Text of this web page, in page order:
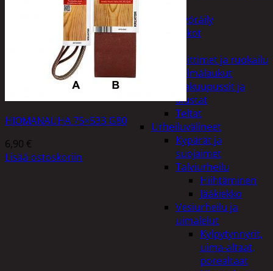
Polkupyöräily
Lukot
Keittimet ja ruokailu
Kylmälaukut
Makuupussit ja
alustat
Teltat
Urheiluvälineet
Kypärät ja
suojaimet
Talviurheilu
Hiihtäminen
Jääkiekko
Vesiurheilu ja
uimalelut
Kylpytynnyrit,
uima-altaat,
porealtaat
HIOMANAUHA 75×533 G80
6,90 €
Lisää ostoskoriin